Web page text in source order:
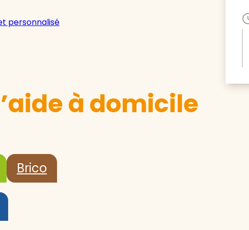
personnalisé
à domicile
Brico